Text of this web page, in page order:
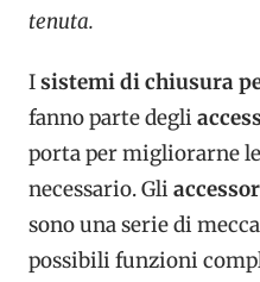
tenuta.
Isistemi di chiusura
fanno parte degli
porta per migliorarne
necessario. Gli
sono una serie di
possibili funzioni